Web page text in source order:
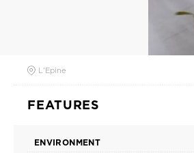
L'Epine
FEATURES
ENVIRONMENT